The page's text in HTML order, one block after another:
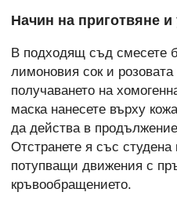
Начин на приготвяне и
В подходящ съд смесете
лимоновия сок и
получаването на
маска нанесете върху
да действа в
Отстранете я със
потупващи движения с
кръвообращението.